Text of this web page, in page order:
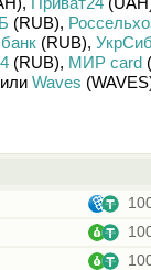
(RUB),
(RUB),
(RUB), МИР card
или Waves